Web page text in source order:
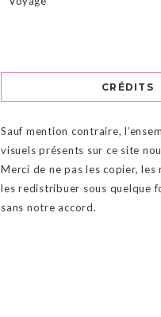
CRÉDITS
Sauf mention contraire,
visuels présents sur ce site
Merci de ne pas les copier,
les redistribuer sous quelque
sans notre accord.